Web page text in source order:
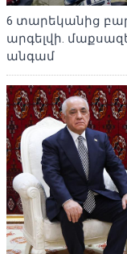
6 տարեկանից
արգելվի.
անգամ